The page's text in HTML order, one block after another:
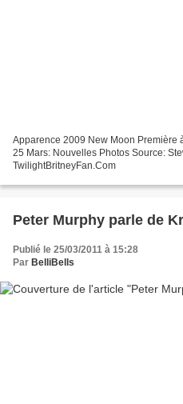
Apparence 2009 New Moon Première
25 Mars: Nouvelles Photos Source:
TwilightBritneyFan.Com
Peter Murphy parle de
Publié le 25/03/2011 à 15:28
Par BelliBells